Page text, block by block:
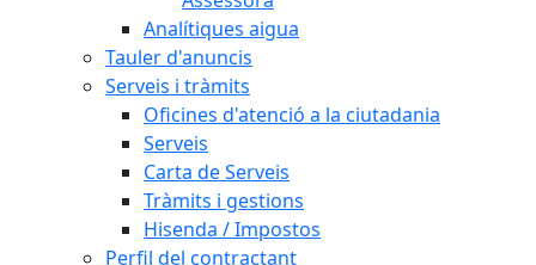
Analítiques aigua
Tauler d'anuncis
Serveis i tràmits
Oficines d'atenció a la ciutadania
Serveis
Carta de Serveis
Tràmits i gestions
Hisenda / Impostos
Perfil del contractant